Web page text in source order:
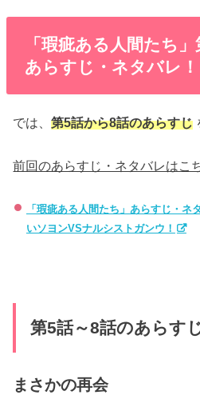
「瑕疵ある人間たち
あらすじ・ネタバレ！
では、第5話から8話のあらすじ
前回のあらすじ・ネタバレは
「瑕疵ある人間たち」あらすじ・ネ
いソヨンVSナルシストガンウ！
第5話～8話のあらす
まさかの再会